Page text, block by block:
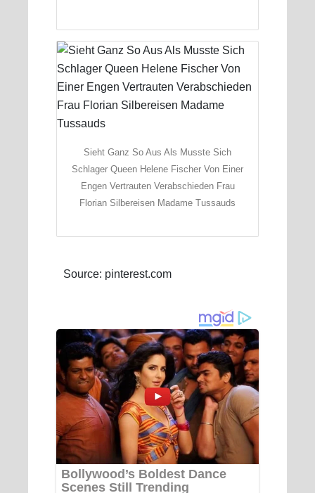
Sieht Ganz So Aus Als Musste Sich
Schlager Queen Helene Fischer Von Einer
Engen Vertrauten Verabschieden Frau
Florian Silbereisen Madame Tussauds
Source: pinterest.com